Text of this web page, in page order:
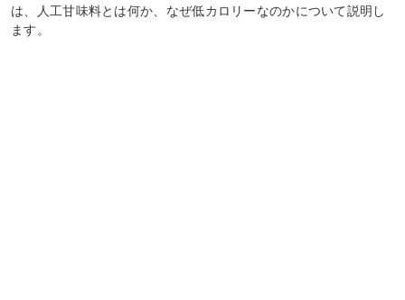
は、人工甘味料とは何か、なぜ低カロリーなのかについて説明し
ます。